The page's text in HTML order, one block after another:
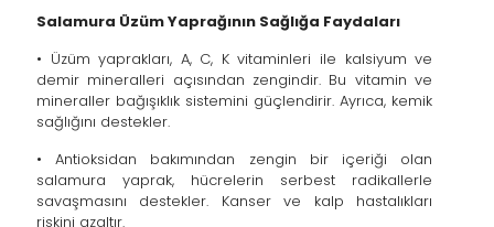
Salamura Üzüm Yaprağının Sağlığa Faydaları
• Üzüm yaprakları, A, C, K vitaminleri ile kalsiyum ve
demir mineralleri açısından zengindir. Bu vitamin ve
mineraller bağışıklık sistemini güçlendirir. Ayrıca, kemik
sağlığını destekler.
• Antioksidan bakımından zengin bir içeriği olan
salamura yaprak, hücrelerin serbest radikallerle
savaşmasını destekler. Kanser ve kalp hastalıkları
riskini azaltır.